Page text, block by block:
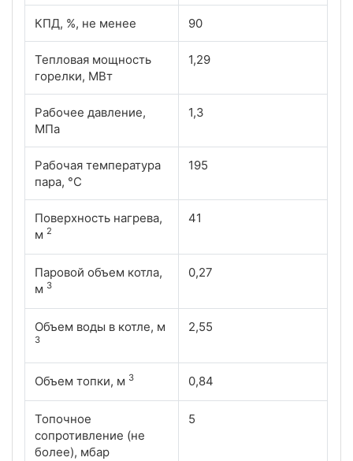
КПД, %, не менее 90
Тепловая мощность
горелки, МВт
1,29
Рабочее давление,
МПа
1,3
Рабочая температура
пара, °С
195
Поверхность нагрева,
м 2
41
Паровой объем котла,
м 3
0,27
Объем воды в котле, м
3
2,55
Объем топки, м 3 0,84
Топочное
сопротивление (не
более), мбар
5